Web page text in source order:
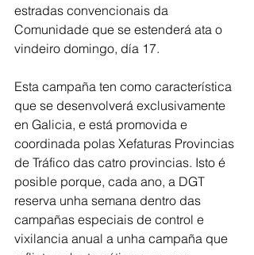
estradas convencionais da
Comunidade que se estenderá ata o
vindeiro domingo, día 17.
Esta campaña ten como característica
que se desenvolverá exclusivamente
en Galicia, e está promovida e
coordinada polas Xefaturas Provincias
de Tráfico das catro provincias. Isto é
posible porque, cada ano, a DGT
reserva unha semana dentro das
campañas especiais de control e
vixilancia anual a unha campaña que